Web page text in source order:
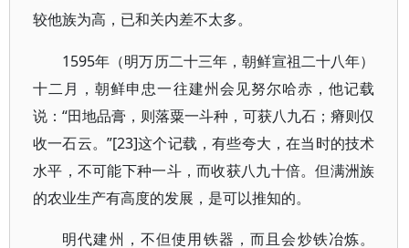
较他族为高，已和关内差不太多。
1595年（明万历二十三年，朝鲜宣祖二十八年）
十二月，朝鲜申忠一往建州会见努尔哈赤，他记载
说：“田地品膏，则落粟一斗种，可获八九石；瘠则仅
收一石云。”[23]这个记载，有些夸大，在当时的技术
水平，不可能下种一斗，而收获八九十倍。但满洲族
的农业生产有高度的发展，是可以推知的。
明代建州，不但使用铁器，而且会炒铁冶炼。